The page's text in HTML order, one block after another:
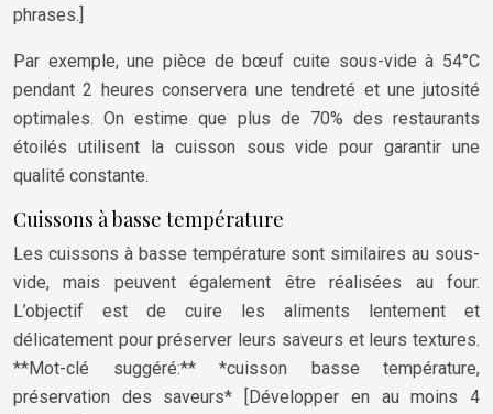
phrases.]
Par exemple, une pièce de bœuf cuite sous-vide à 54°C
pendant 2 heures conservera une tendreté et une jutosité
optimales. On estime que plus de 70% des restaurants
étoilés utilisent la cuisson sous vide pour garantir une
qualité constante.
Cuissons à basse température
Les cuissons à basse température sont similaires au sous-
vide, mais peuvent également être réalisées au four.
L’objectif est de cuire les aliments lentement et
délicatement pour préserver leurs saveurs et leurs textures.
**Mot-clé suggéré:** *cuisson basse température,
préservation des saveurs* [Développer en au moins 4